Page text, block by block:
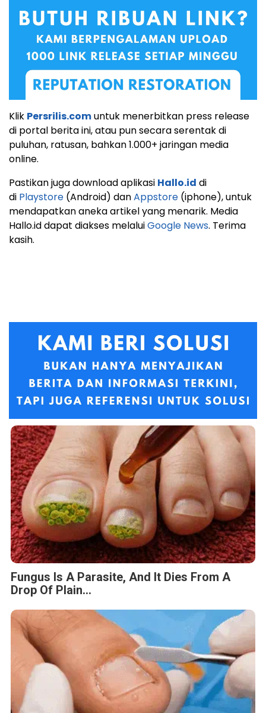
Klik Persrilis.comuntuk menerbitkan press release
di portal berita ini, atau pun secara serentak di
puluhan, ratusan, bahkan 1.000+ jaringan media
online.
Pastikan juga download aplikasi Hallo.id di
di Playstore (Android) danAppstore (iphone), untuk
mendapatkan aneka artikel yang menarik. Media
Hallo.id dapat diakses melaluiGoogle News. Terima
kasih.
Fungus Is A Parasite, And It Dies From A
Drop Of Plain...